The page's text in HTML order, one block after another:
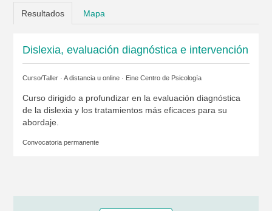
Resultados Mapa
Dislexia, evaluación diagnóstica e intervención
Curso/Taller · A distancia u online · Eine Centro de Psicología
Curso dirigido a profundizar en la evaluación diagnóstica
de la dislexia y los tratamientos más eficaces para su
abordaje.
Convocatoria permanente